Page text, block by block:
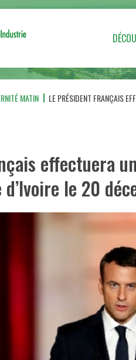
MATIN LE PRÉSIDENT FRANÇAIS
effectuera
le 20